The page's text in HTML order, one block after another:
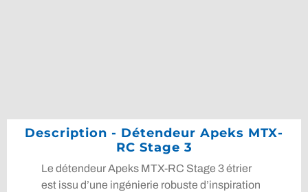
Description - Détendeur Apeks MTX-
RC Stage 3
Le détendeur Apeks MTX-RC Stage 3 étrier
est issu d’une ingénierie robuste d’inspiration